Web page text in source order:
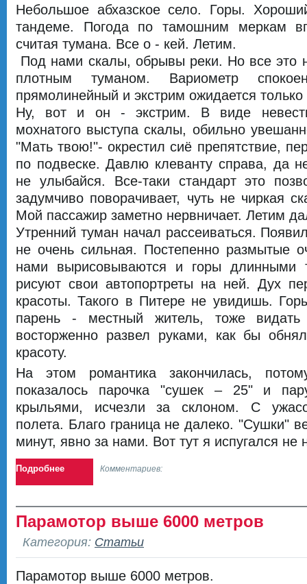
Небольшое абхазское село. Горы.
тандеме. Погода по тамошним меркам
считая тумана. Все о - кей. Летим.
Под нами скалы, обрывы реки. Но все это
плотным туманом. Вариометр
прямолинейный и экстрим ожидается
Ну, вот и он - экстрим. В виде невесть
мохнатого выступа скалы, обильно
"Мать твою!"- окрестил сиё препятствие,
по подвеске. Давлю клеванту справа, да
не улыбайся. Все-таки стандарт это
задумчиво поворачивает, чуть не чиркая
Мой пассажир заметно нервничает. Летим
Утренний туман начал рассеиваться.
не очень сильная. Постепенно размытые
нами вырисовываются и горы длинными
рисуют свои автопортреты на ней. Дух
красоты. Такого в Питере не увидишь.
парень - местный житель, тоже
восторженно развел руками, как бы
красоту.
На этом романтика закончилась,
показалось парочка "сушек – 25" и
крыльями, исчезли за склоном. С
полета. Благо граница не далеко. "Сушки"
минут, явно за нами. Вот тут я испугался не
Подробнее Комментариев:
Парамотор выше 6000 метров
Категория: Статьи
Парамотор выше 6000 метров.